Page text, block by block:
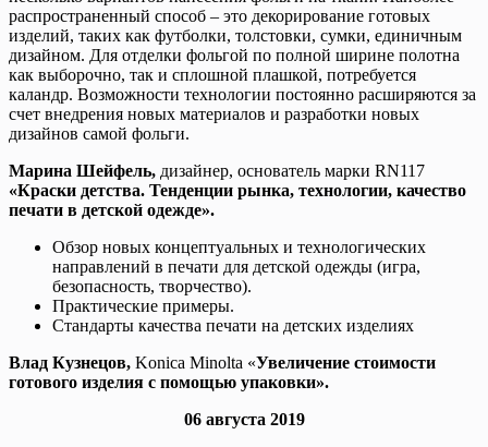
распространенный способ – это декорирование готовых
изделий, таких как футболки, толстовки, сумки, единичным
дизайном. Для отделки фольгой по полной ширине полотна
как выборочно, так и сплошной плашкой, потребуется
каландр. Возможности технологии постоянно расширяются за
счет внедрения новых материалов и разработки новых
дизайнов самой фольги.
Марина Шейфель, дизайнер, основатель марки RN117
«Краски детства. Тенденции рынка, технологии, качество
печати в детской одежде».
Обзор новых концептуальных и технологических
направлений в печати для детской одежды (игра,
безопасность, творчество).
Практические примеры.
Стандарты качества печати на детских изделиях
Влад Кузнецов, Konica Minolta «Увеличение стоимости
готового изделия с помощью упаковки».
06 августа 2019